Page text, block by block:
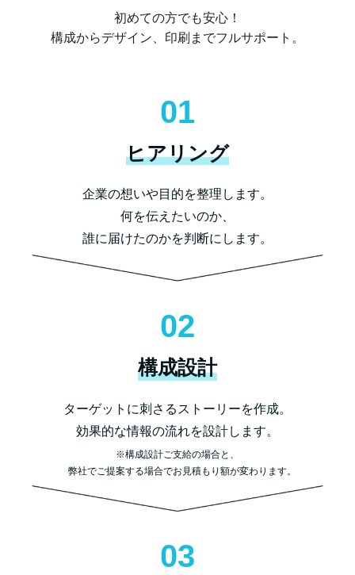
初めての方でも安心！
構成からデザイン、印刷までフルサポート。
01
ヒアリング
企業の想いや目的を整理します。
何を伝えたいのか、
誰に届けたのかを判断にします。
02
構成設計
ターゲットに刺さるストーリーを作成。
効果的な情報の流れを設計します。
※構成設計ご支給の場合と、
弊社でご提案する場合でお見積もり額が変わります。
03